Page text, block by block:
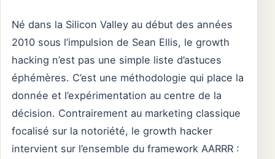
Né dans la Silicon Valley au début des années
2010 sous l’impulsion de Sean Ellis, le growth
hacking n’est pas une simple liste d’astuces
éphémères. C’est une méthodologie qui place la
donnée et l’expérimentation au centre de la
décision. Contrairement au marketing classique
focalisé sur la notoriété, le growth hacker
intervient sur l’ensemble du framework AARRR :